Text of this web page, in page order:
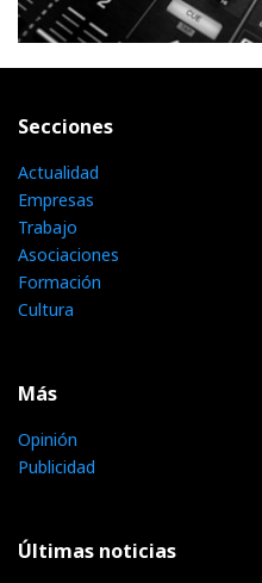
Secciones
Actualidad
Empresas
Trabajo
Asociaciones
Formación
Cultura
Más
Opinión
Publicidad
Últimas noticias